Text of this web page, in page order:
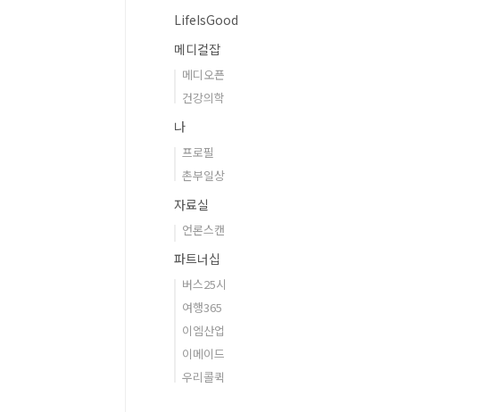
LifeIsGood
메디컬잡
메디오픈
건강의학
나
프로필
촌부일상
자료실
언론스캔
파트너십
버스25시
여행365
이엠산업
이메이드
우리콜퀵